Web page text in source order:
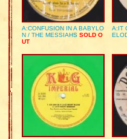
A:CONFUSION IN A BABYLO
N / THE MESSIAHS SOLD O
UT
A:IT